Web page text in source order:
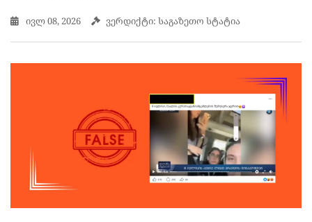
ივლ 08, 2026 ვერდიქტი: საგაზეთო სტატია